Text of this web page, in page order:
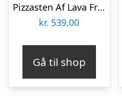
Pizzasten Af Lava Fra Etna
kr. 539,00
Gå til shop